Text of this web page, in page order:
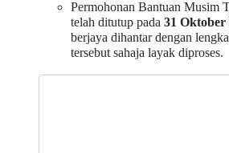
Permohonan Bantuan Musim
telah ditutup pada 31 Oktober
berjaya dihantar dengan
tersebut sahaja layak diproses.